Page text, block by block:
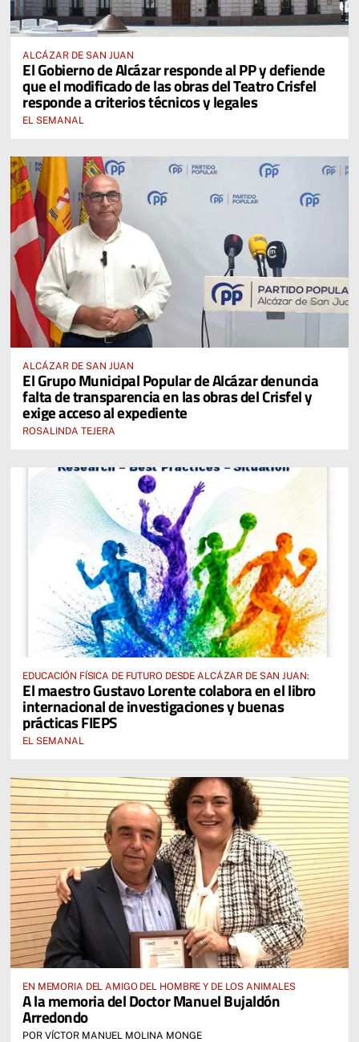
ALCÁZAR DE SAN JUAN
El Gobierno de Alcázar responde al PP y defiende
que el modificado de las obras del Teatro Crisfel
responde a criterios técnicos y legales
EL SEMANAL
ALCÁZAR DE SAN JUAN
El Grupo Municipal Popular de Alcázar denuncia
falta de transparencia en las obras del Crisfel y
exige acceso al expediente
ROSALINDA TEJERA
EDUCACIÓN FÍSICA DE FUTURO DESDE ALCÁZAR DE SAN JUAN:
El maestro Gustavo Lorente colabora en el libro
internacional de investigaciones y buenas
prácticas FIEPS
EL SEMANAL
EN MEMORIA DEL AMIGO DEL HOMBRE Y DE LOS ANIMALES
A la memoria del Doctor Manuel Bujaldón
Arredondo
POR VÍCTOR MANUEL MOLINA MONGE